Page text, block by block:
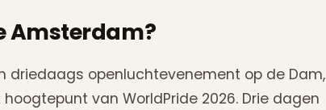
Amsterdam?
driedaags openluchtevenement op de Dam,
van WorldPride 2026. Drie dagen